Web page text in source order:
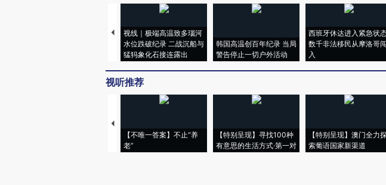
视线｜极端高温致多瑙河
水位跌破纪录 二战沉船与
猛犸象化石接连露出
韩国高温创百年纪录 当局
警告停止一切户外活动
西班牙休达进入紧急状
数千非法移民从摩洛哥闯
入
视听推荐
【不唯一答案】不止“养
老”
【特别呈现】寻找100种
有意思的生活方式·第一对
【特别呈现】澳门全力
索葡语国家新渠道